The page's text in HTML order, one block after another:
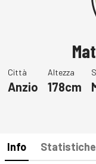
Città
Anzio
Altezza
178cm
Info Statistiche